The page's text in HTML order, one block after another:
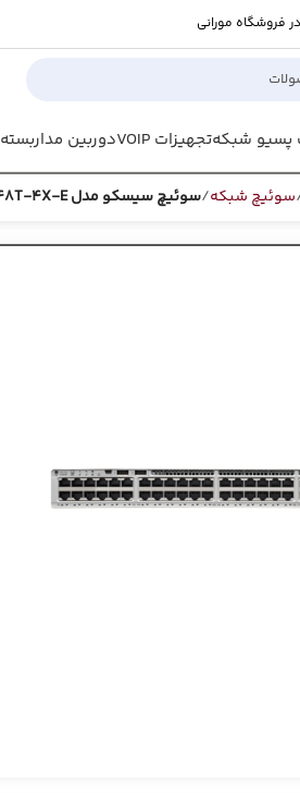
پسیو شبکهتجهیزات VOIP دوربین مداربسته
سوئیچ شبکه سوئیچ سیسکو مدل Cisco C9200L-48T-4X-E